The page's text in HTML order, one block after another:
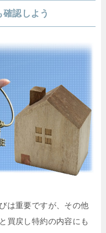
認しよう
は重要ですが、その他
買戻し特約の内容にも